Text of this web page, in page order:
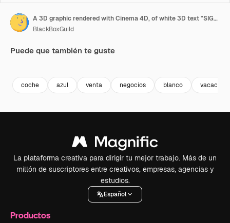
A 3D graphic rendered with Cinema 4D, of white 3D text "SIGN UP TODAY
BlackBoxGuild
Puede que también te guste
coche azul venta negocios blanco
La plataforma creativa para dirigir tu mejor trabajo. Más de un
millón de suscriptores entre creativos, empresas, agencias y
estudios.
Español
Productos